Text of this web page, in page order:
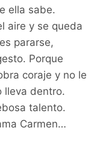
ella sabe.
aire y se queda
pararse,
Porque
coraje y no le
lleva dentro.
talento.
Carmen…